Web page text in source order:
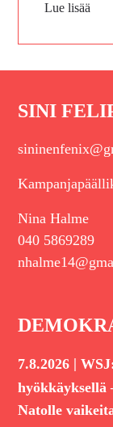
Lue lisää
SINI
Nina Halme
040 5869289
7.8.2026 |
hyökkäyksellä
Natolle